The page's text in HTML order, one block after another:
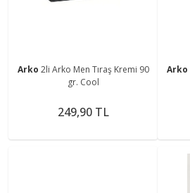
Arko 2li Arko Men Tıraş Kremi 90
gr. Cool
249,90 TL
Arko